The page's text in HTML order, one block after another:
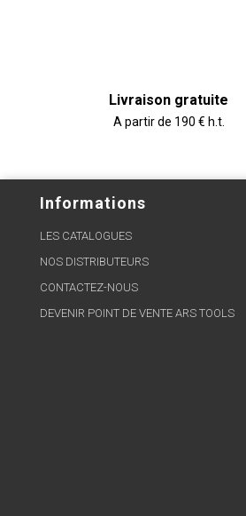
Livraison gratuite
A partir de 190 € h.t.
Informations
LES CATALOGUES
NOS DISTRIBUTEURS
CONTACTEZ-NOUS
DEVENIR POINT DE VENTE ARS TOOLS